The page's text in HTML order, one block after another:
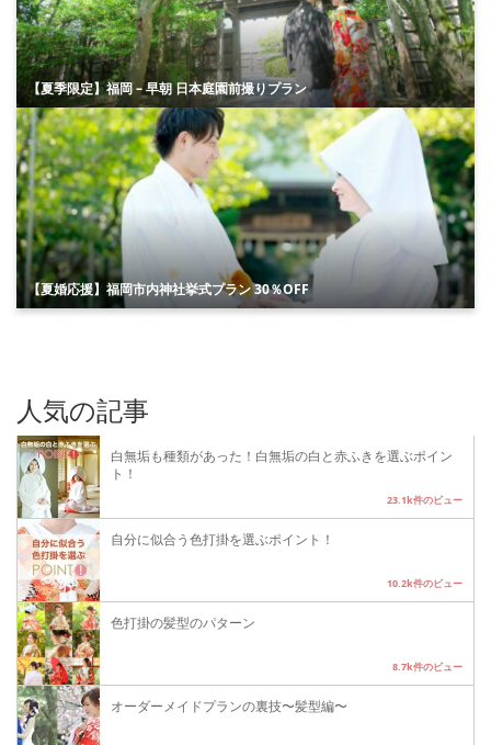
【夏季限定】福岡 – 早朝 日本庭園前撮りプラン
【夏婚応援】福岡市内神社挙式プラン 30％OFF
人気の記事
白無垢も種類があった！白無垢の白と赤ふきを選ぶポイン
ト！
23.1k件のビュー
自分に似合う色打掛を選ぶポイント！
10.2k件のビュー
色打掛の髪型のパターン
8.7k件のビュー
オーダーメイドプランの裏技〜髪型編〜